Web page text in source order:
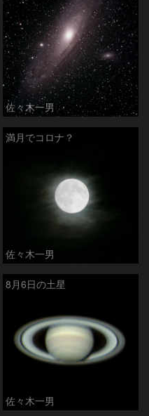
佐々木一男
満月でコロナ？
佐々木一男
8月6日の土星
佐々木一男